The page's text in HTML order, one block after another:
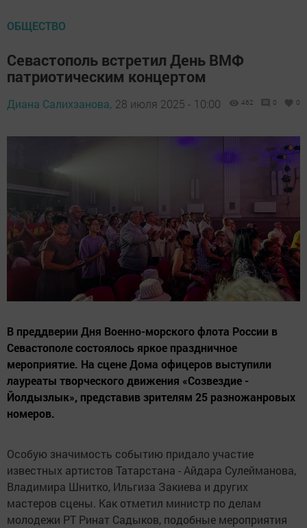
ОБЩЕСТВО
Севастополь встретил День ВМФ
патриотическим концертом
Диана Салихзанова, 28 июля 2025 - 10:00 462 0 0
В преддверии Дня Военно-морского флота России в
Севастополе состоялось яркое праздничное
мероприятие. На сцене Дома офицеров выступили
лауреаты творческого движения «Созвездие -
Йолдызлык», представив зрителям 25 разножанровых
номеров.
Особую значимость событию придало участие
известных артистов Татарстана - Айдара Сулейманова,
Владимира Шнитко, Ильгиза Закиева и других
мастеров сцены. Как отметил министр по делам
молодежи РТ Ринат Садыков, подобные мероприятия